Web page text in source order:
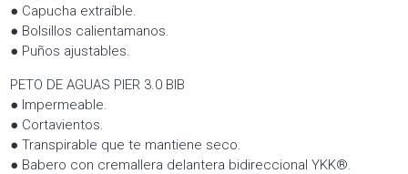
● Capucha extraíble.
● Bolsillos calientamanos.
● Puños ajustables.
PETO DE AGUAS PIER 3.0 BIB
● Impermeable.
● Cortavientos.
● Transpirable que te mantiene seco.
● Babero con cremallera delantera bidireccional YKK®.